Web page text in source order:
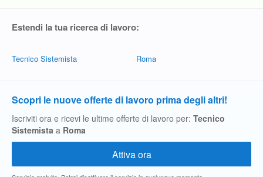
Estendi la tua ricerca di lavoro:
Tecnico Sistemista Roma
Scopri le nuove offerte di lavoro prima degli altri!
Iscriviti ora e ricevi le ultime offerte di lavoro per: Tecnico
Sistemista a Roma